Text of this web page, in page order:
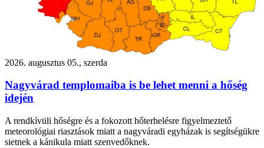
2026. augusztus 05., szerda
Nagyvárad templomaiba is be lehet menni a hőség
idején
A rendkívüli hőségre és a fokozott hőterhelésre figyelmeztető
meteorológiai riasztások miatt a nagyváradi egyházak is segítségükre
sietnek a kánikula miatt szenvedőknek.